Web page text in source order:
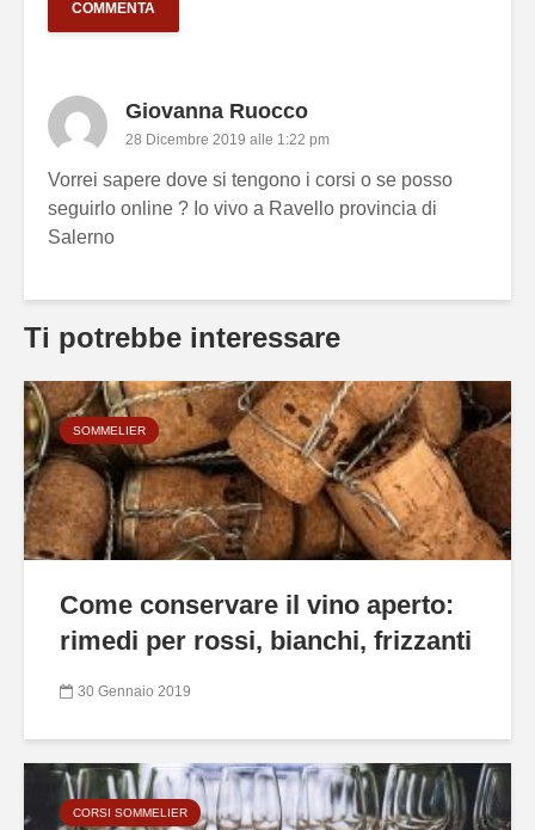
Giovanna Ruocco
28 Dicembre 2019 alle 1:22 pm
Vorrei sapere dove si tengono i corsi o se posso
seguirlo online ? Io vivo a Ravello provincia di
Salerno
Ti potrebbe interessare
SOMMELIER
Come conservare il vino aperto:
rimedi per rossi, bianchi, frizzanti
30 Gennaio 2019
CORSI SOMMELIER